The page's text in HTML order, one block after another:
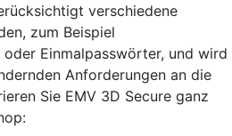
verschiedene
zum Beispiel
Einmalpasswörter, und wird
Anforderungen an die
Sie EMV 3D Secure ganz